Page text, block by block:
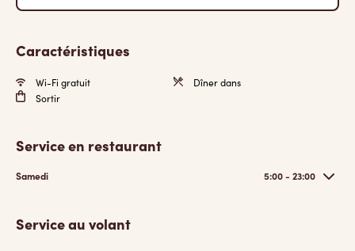
Caractéristiques
Wi-Fi gratuit
Dîner dans
Sortir
Service en restaurant
Samedi 5:00 - 23:00
Service au volant